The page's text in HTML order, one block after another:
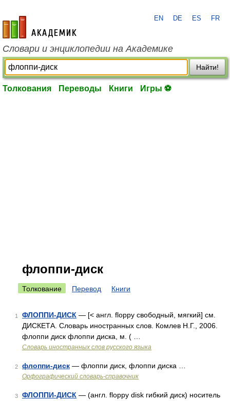
academic.ru
EN DE ES FR
Словари и энциклопедии на Академике
Найти!
Толкования Переводы Книги Игры ⚽
флоппи-диск
Толкование Перевод Книги
1 ФЛОППИ-ДИСК — [< англ. floppy свободный, мягкий] см.
ДИСКЕТА. Словарь иностранных слов. Комлев Н.Г., 2006.
флоппи диск флоппи диска, м. ( …
Словарь иностранных слов русского языка
2 флоппи-диск — флоппи диск, флоппи диска …
Орфографический словарь-справочник
3 ФЛОППИ-ДИСК — (англ. floppy disk гибкий диск) носитель